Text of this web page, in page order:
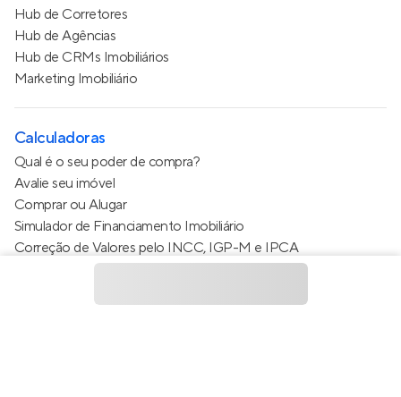
Hub de Corretores
Hub de Agências
Hub de CRMs Imobiliários
Marketing Imobiliário
Calculadoras
Qual é o seu poder de compra?
Avalie seu imóvel
Comprar ou Alugar
Simulador de Financiamento Imobiliário
Correção de Valores pelo INCC, IGP-M e IPCA
Estimativa de valor do condomínio